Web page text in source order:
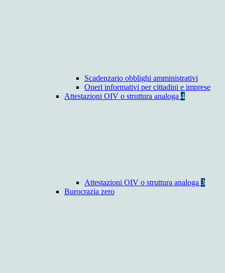
Scadenzario obblighi amministrativi
Oneri informativi per cittadini e imprese
Attestazioni OIV o struttura analoga 4
Attestazioni OIV o struttura analoga 3
Burocrazia zero